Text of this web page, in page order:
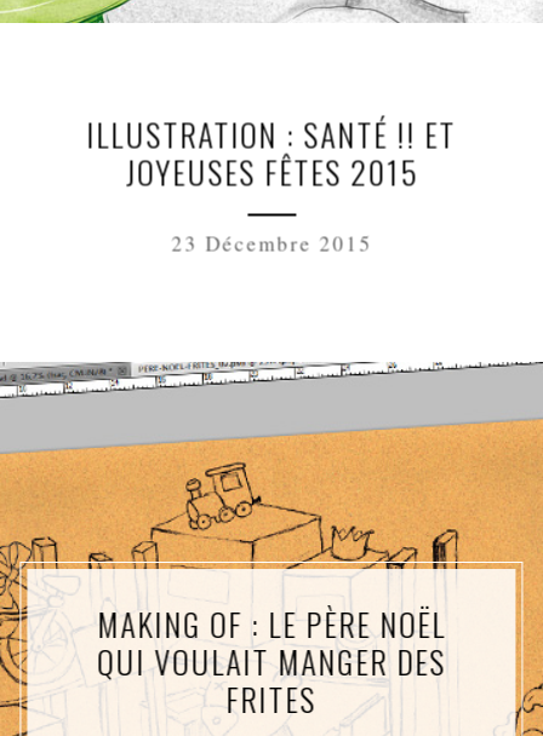
ILLUSTRATION : SANTÉ !! ET
JOYEUSES FÊTES 2015
23 Décembre 2015
MAKING OF : LE PÈRE NOËL
QUI VOULAIT MANGER DES
FRITES